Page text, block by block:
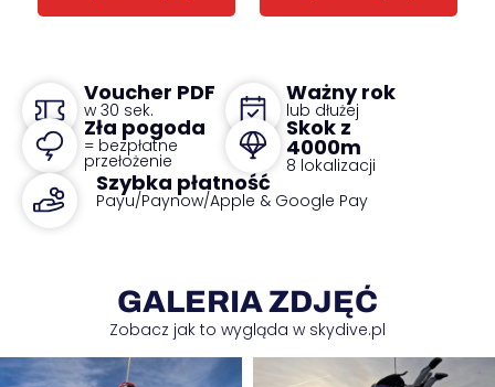
Voucher PDF
w 30 sek.
Ważny rok
lub dłużej
Zła pogoda
= bezpłatne
przełożenie
Skok z
4000m
8 lokalizacji
Szybka płatność
Payu/Paynow/Apple & Google Pay
GALERIA ZDJĘĆ
Zobacz jak to wygląda w skydive.pl